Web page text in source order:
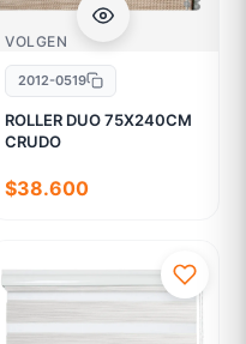
VOLGEN
2012-0519
ROLLER DUO 75X240CM
CRUDO
$38.600